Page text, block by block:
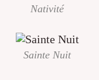
Nativité
Sainte Nuit